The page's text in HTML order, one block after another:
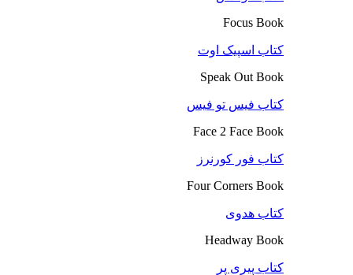
Focus Book
کتاب اسپیک اوت
Speak Out Book
کتاب فیس تو فیس
Face 2 Face Book
کتاب فور کورنرز
Four Corners Book
کتاب هدوی
Headway Book
کتاب پیری پر